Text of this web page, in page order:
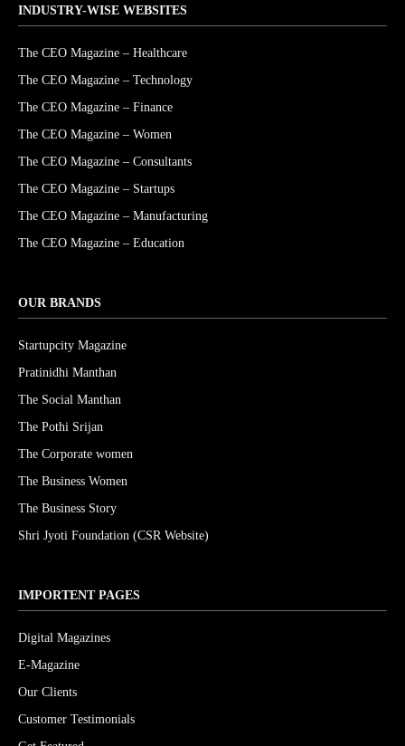
INDUSTRY-WISE WEBSITES
The CEO Magazine – Healthcare
The CEO Magazine – Technology
The CEO Magazine – Finance
The CEO Magazine – Women
The CEO Magazine – Consultants
The CEO Magazine – Startups
The CEO Magazine – Manufacturing
The CEO Magazine – Education
OUR BRANDS
Startupcity Magazine
Pratinidhi Manthan
The Social Manthan
The Pothi Srijan
The Corporate women
The Business Women
The Business Story
Shri Jyoti Foundation (CSR Website)
IMPORTENT PAGES
Digital Magazines
E-Magazine
Our Clients
Customer Testimonials